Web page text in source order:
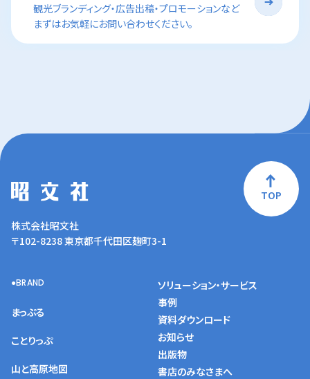
観光ブランディング・広告出稿・プロモーションなど
まずはお気軽にお問い合わせください。
TOP
株式会社昭文社
〒102-8238 東京都千代田区麹町3-1
BRAND
まっぷる
ことりっぷ
山と高原地図
ソリューション・サービス
事例
資料ダウンロード
お知らせ
出版物
書店のみなさまへ